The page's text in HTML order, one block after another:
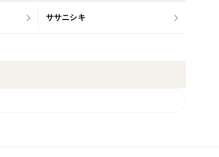
育てたい。美しい自然を壊さないよう、どうにす
ササニシキ